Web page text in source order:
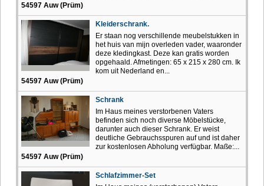
54597 Auw (Prüm)
Kleiderschrank.
Er staan ​​nog verschillende meubelstukken in
het huis van mijn overleden vader, waaronder
deze kledingkast. Deze kan gratis worden
opgehaald. Afmetingen: 65 x 215 x 280 cm. Ik
kom uit Nederland en...
54597 Auw (Prüm)
Schrank
Im Haus meines verstorbenen Vaters
befinden sich noch diverse Möbelstücke,
darunter auch dieser Schrank. Er weist
deutliche Gebrauchsspuren auf und ist daher
zur kostenlosen Abholung verfügbar. Maße:...
54597 Auw (Prüm)
Schlafzimmer-Set